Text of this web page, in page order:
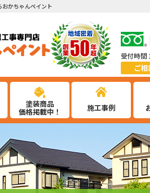
かちゃんペイント
受付時間
ご
塗装商品
価格掲載中！
施工事例